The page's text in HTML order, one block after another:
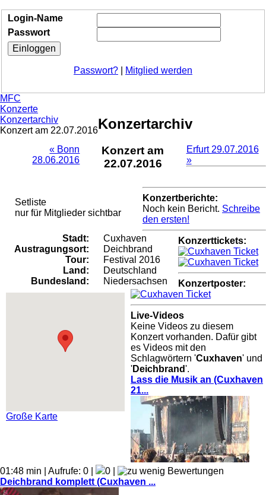
Login-Name
Passwort
Passwort? Mitglied werden
MFC
Konzerte
Konzertarchiv
Konzert am 22.07.2016Konzertarchiv
« Bonn
28.06.2016
Konzert am
22.07.2016
Erfurt 29.07.2016
»
Setliste
nur für Mitglieder sichtbar
Stadt:
Cuxhaven
Austragungsort:
Deichbrand
Tour:
Festival 2016
Land:
Deutschland
Bundesland:
Niedersachsen
Große Karte
Konzertberichte:
Noch kein Bericht. Schreibe
den ersten!
Konzerttickets:
Konzertposter:
Live-Videos
Keine Videos zu diesem
Konzert vorhanden. Dafür gibt
es Videos mit den
Schlagwörtern 'Cuxhaven' und
'Deichbrand'.
Lass die Musik an (Cuxhaven
21...
01:48 min | Aufrufe: 0 |
0 |
Deichbrand komplett (Cuxhaven ...